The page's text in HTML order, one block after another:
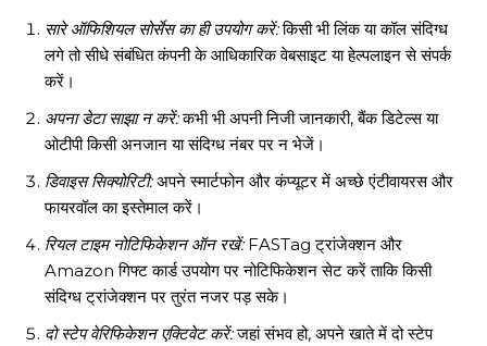
सारे ऑफिशियल सोर्सेस का ही उपयोग करें:किसी भी लिंक या कॉल संदिग्ध
लगे तो सीधे संबंधित कंपनी के आधिकारिक वेबसाइट या हेल्पलाइन से संपर्क
करें।
अपना डेटा साझा न करें:कभी भी अपनी निजी जानकारी, बैंक डिटेल्स या
ओटीपी किसी अनजान या संदिग्ध नंबर पर न भेजें।
डिवाइस सिक्योरिटी:अपने स्मार्टफोन और कंप्यूटर में अच्छे एंटीवायरस और
फायरवॉल का इस्तेमाल करें।
रियल टाइम नोटिफिकेशन ऑन रखें:FASTag ट्रांजेक्शन और
Amazon गिफ्ट कार्ड उपयोग पर नोटिफिकेशन सेट करें ताकि किसी
संदिग्ध ट्रांजेक्शन पर तुरंत नजर पड़ सके।
दो स्टेप वेरिफिकेशन एक्टिवेट करें:जहां संभव हो, अपने खाते में दो स्टेप